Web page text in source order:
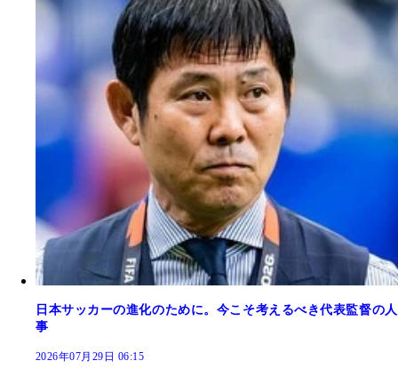
日本サッカーの進化のために。今こそ考えるべき代表監督の人
事
2026年07月29日 06:15